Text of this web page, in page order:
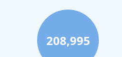
208,995